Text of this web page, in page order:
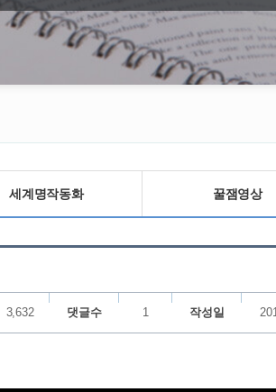
세계명작동화 꿀잼영상
3,632 댓글수 1 작성일